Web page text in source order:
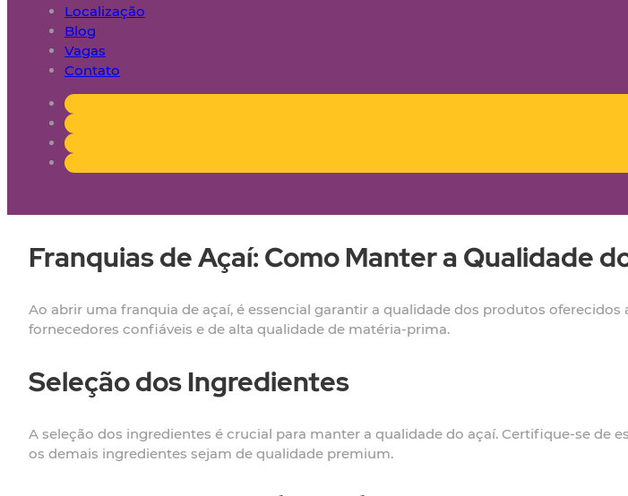
Localização
Blog
Vagas
Contato
Franquias de Açaí: Como Manter a Qualidade
Ao abrir uma franquia de açaí, é essencial garantir a qualidade dos produtos
fornecedores confiáveis e de alta qualidade de matéria-prima.
Seleção dos Ingredientes
A seleção dos ingredientes é crucial para manter a qualidade do açaí. Certifique-se de
os demais ingredientes sejam de qualidade premium.